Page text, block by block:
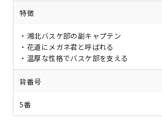
特徴
・湘北バスケ部の副キャプテン
・花道にメガネ君と呼ばれる
・温厚な性格でバスケ部を支える
背番号
5番